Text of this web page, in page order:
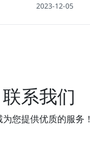
2023-12-05
联系我们
为您提供优质的服务！